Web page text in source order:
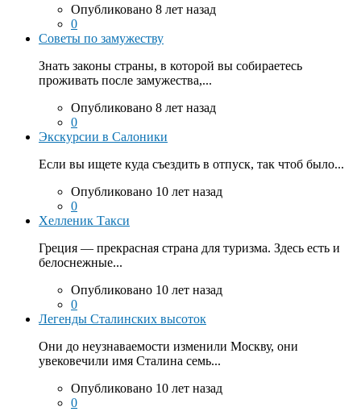
Опубликовано 8 лет назад
0
Советы по замужеству
Знать законы страны, в которой вы собираетесь
проживать после замужества,...
Опубликовано 8 лет назад
0
Экскурсии в Салоники
Если вы ищете куда съездить в отпуск, так чтоб было...
Опубликовано 10 лет назад
0
Хелленик Такси
Греция — прекрасная страна для туризма. Здесь есть и
белоснежные...
Опубликовано 10 лет назад
0
Легенды Сталинских высоток
Они до неузнаваемости изменили Москву, они
увековечили имя Сталина семь...
Опубликовано 10 лет назад
0